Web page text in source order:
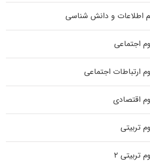
اطلاعات و دانش شناسی
اجتماعی
ارتباطات اجتماعی
اقتصادی
تربیتی
تربیتی ۲